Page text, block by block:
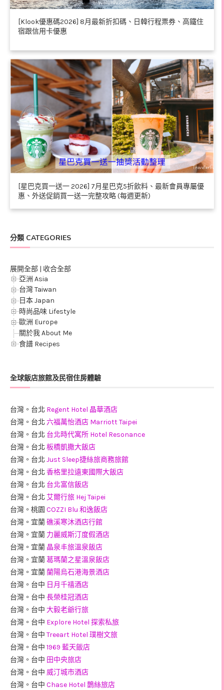
[Klook優惠碼2026] 8月最新折扣碼、日韓行程票券、高鐵住
宿跟信用卡優惠
[星巴克買一送一 2026] 7月星巴克5折飲料、最新會員專屬優
惠、外送促銷買一送一完整攻略 (每週更新)
分類 CATEGORIES
展開全部 | 收合全部
亞洲 Asia
台灣 Taiwan
日本 Japan
時尚品味 Lifestyle
歐洲 Europe
關於我 About Me
食譜 Recipes
全球飯店旅館及民宿住房體驗
台灣。台北 Regent Hotel 晶華酒店
台灣。台北 六福萬怡酒店 Marriott Taipei
台灣。台北 台北時代寓所 Hotel Resonance
台灣。台北 板橋凱撒大飯店
台灣。台北 Just Sleep捷絲旅商務旅館
台灣。台北 香格里拉遠東國際大飯店
台灣。台北 台北富信飯店
台灣。台北 艾爾行旅 Hej Taipei
台灣。桃園 COZZI Blu 和逸飯店
台灣。宜蘭礁溪寒沐酒店行館
台灣。宜蘭 力麗威斯汀度假酒店
台灣。宜蘭 晶泉丰旅溫泉飯店
台灣。宜蘭葛瑪蘭之星溫泉飯店
台灣。宜蘭蘭陽烏石港海景酒店
台灣。台中 日月千禧酒店
台灣。台中 長榮桂冠酒店
台灣。台中 大毅老爺行旅
台灣。台中 Explore Hotel 探索私旅
台灣。台中 Treeart Hotel 璞樹文旅
台灣。台中 1969 藍天飯店
台灣。台中 田中央旅店
台灣。台中 威汀城市酒店
台灣。台中 Chase Hotel 鵲絲旅店